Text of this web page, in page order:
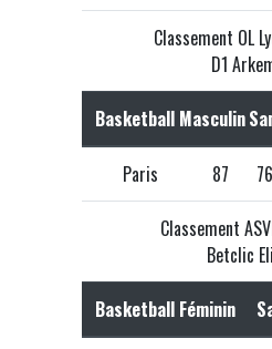
Classement OL
D1
Basketball Masculin
Paris 87 76
Classement
Betclic
Basketball Féminin